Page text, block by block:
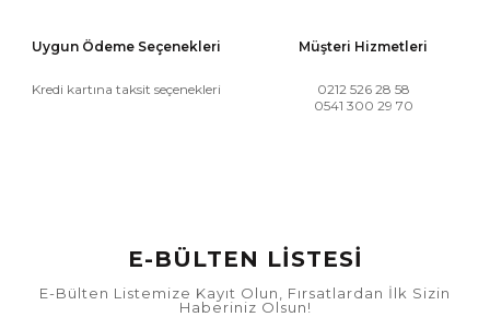
Uygun Ödeme Seçenekleri
Kredi kartına taksit seçenekleri
Müşteri Hizmetleri
0212 526 28 58
0541 300 29 70
E-BÜLTEN LİSTESİ
E-Bülten Listemize Kayıt Olun, Fırsatlardan İlk Sizin
Haberiniz Olsun!